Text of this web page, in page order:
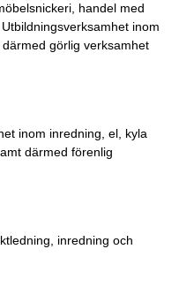
handel med
inom
görlig verksamhet
inom inredning, el, kyla
därmed förenlig
inredning och